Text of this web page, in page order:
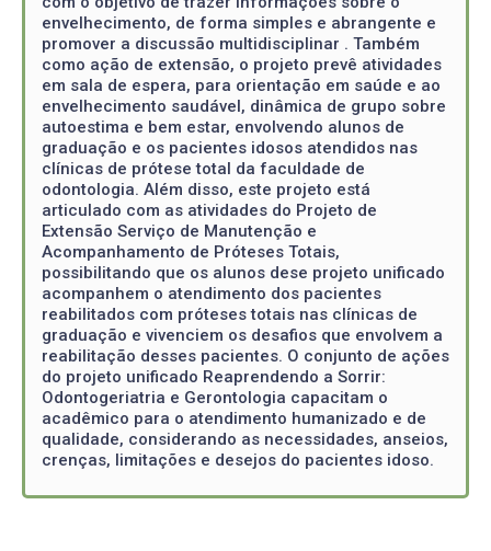
envelhecimento, de forma simples e abrangente e
promover a discussão multidisciplinar . Também
como ação de extensão, o projeto prevê atividades
em sala de espera, para orientação em saúde e ao
envelhecimento saudável, dinâmica de grupo sobre
autoestima e bem estar, envolvendo alunos de
graduação e os pacientes idosos atendidos nas
clínicas de prótese total da faculdade de
odontologia. Além disso, este projeto está
articulado com as atividades do Projeto de
Extensão Serviço de Manutenção e
Acompanhamento de Próteses Totais,
possibilitando que os alunos dese projeto unificado
acompanhem o atendimento dos pacientes
reabilitados com próteses totais nas clínicas de
graduação e vivenciem os desafios que envolvem a
reabilitação desses pacientes. O conjunto de ações
do projeto unificado Reaprendendo a Sorrir:
Odontogeriatria e Gerontologia capacitam o
acadêmico para o atendimento humanizado e de
qualidade, considerando as necessidades, anseios,
crenças, limitações e desejos do pacientes idoso.